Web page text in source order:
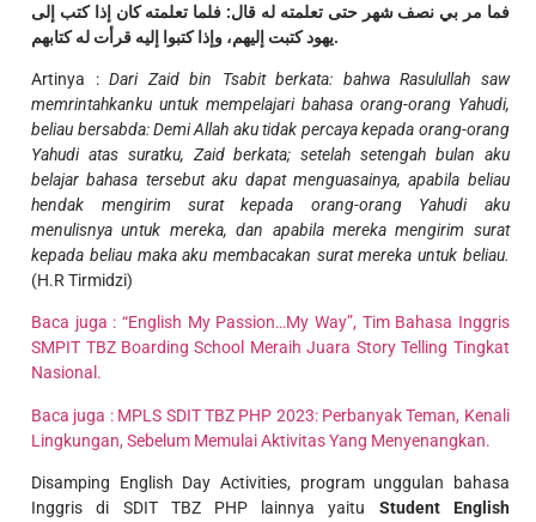
فما مر بي نصف شهر حتى تعلمته له قال: فلما تعلمته كان إذا كتب إلى
يهود كتبت إليهم، وإذا كتبوا إليه قرأت له كتابهم.
Artinya :Dari Zaid bin Tsabit berkata: bahwa Rasulullah saw
memrintahkanku untuk mempelajari bahasa orang-orang Yahudi,
beliau bersabda: Demi Allah aku tidak percaya kepada orang-orang
Yahudi atas suratku, Zaid berkata; setelah setengah bulan aku
belajar bahasa tersebut aku dapat menguasainya, apabila beliau
hendak mengirim surat kepada orang-orang Yahudi aku
menulisnya untuk mereka, dan apabila mereka mengirim surat
kepada beliau maka aku membacakan surat mereka untuk beliau.
(H.R Tirmidzi)
Baca juga : “English My Passion…My Way”, Tim Bahasa Inggris
SMPIT TBZ Boarding School Meraih Juara Story Telling Tingkat
Nasional.
Baca juga : MPLS SDIT TBZ PHP 2023: Perbanyak Teman, Kenali
Lingkungan, Sebelum Memulai Aktivitas Yang Menyenangkan.
Disamping English Day Activities, program unggulan bahasa
Inggris di SDIT TBZ PHP lainnya yaitu Student English